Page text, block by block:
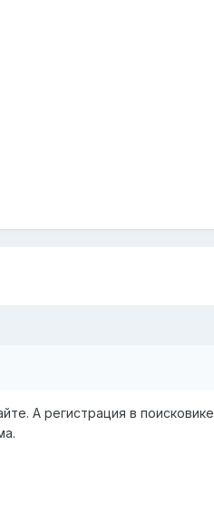
А регистрация в поисковике